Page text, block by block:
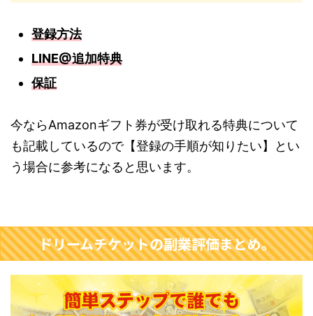
登録方法
LINE@追加特典
保証
今ならAmazonギフト券が受け取れる特典について
も記載しているので【登録の手順が知りたい】とい
う場合に参考になると思います。
ドリームチケットの副業評価まとめ。